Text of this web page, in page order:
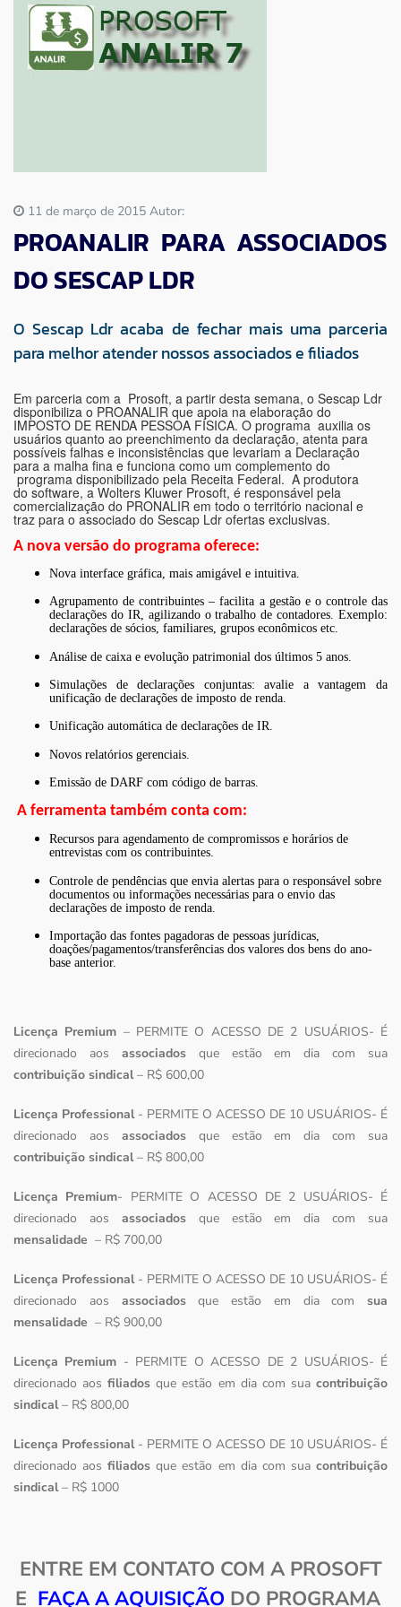
Imprensa
11 de março de 2015 Autor:
PROANALIR PARA ASSOCIADOS
DO SESCAP LDR
O Sescap Ldr acaba de fechar mais uma parceria
para melhor atender nossos associados e filiados
Em parceria com a Prosoft, a partir desta semana, o Sescap Ldr
disponibiliza o PROANALIR que apoia na elaboração do
IMPOSTO DE RENDA PESSOA FÍSICA. O programa auxilia os
usuários quanto ao preenchimento da declaração, atenta para
possíveis falhas e inconsistências que levariam a Declaração
para a malha fina e funciona como um complemento do
programa disponibilizado pela Receita Federal. A produtora
do software, a Wolters Kluwer Prosoft, é responsável pela
comercialização do PRONALIR em todo o território nacional e
traz para o associado do Sescap Ldr ofertas exclusivas.
A nova versão do programa oferece:
Nova interface gráfica, mais amigável e intuitiva.
Agrupamento de contribuintes – facilita a gestão e o controle das
declarações do IR, agilizando o trabalho de contadores. Exemplo:
declarações de sócios, familiares, grupos econômicos etc.
Análise de caixa e evolução patrimonial dos últimos 5 anos.
Simulações de declarações conjuntas: avalie a vantagem da
unificação de declarações de imposto de renda.
Unificação automática de declarações de IR.
Novos relatórios gerenciais.
Emissão de DARF com código de barras.
A ferramenta também conta com:
Recursos para agendamento de compromissos e horários de
entrevistas com os contribuintes.
Controle de pendências que envia alertas para o responsável sobre
documentos ou informações necessárias para o envio das
declarações de imposto de renda.
Importação das fontes pagadoras de pessoas jurídicas,
doações/pagamentos/transferências dos valores dos bens do ano-
base anterior.
Licença Premium – PERMITE O ACESSO DE 2 USUÁRIOS- É
direcionado aos associadosque estão em dia com sua
contribuição sindical– R$ 600,00
Licença Professional - PERMITE O ACESSO DE 10 USUÁRIOS- É
direcionado aos associadosque estão em dia com sua
contribuição sindical– R$ 800,00
Licença Premium- PERMITE O ACESSO DE 2 USUÁRIOS- É
direcionado aos associadosque estão em dia com sua
mensalidade – R$ 700,00
Licença Professional- PERMITE O ACESSO DE 10 USUÁRIOS- É
direcionado aos associadosque estão em dia com sua
mensalidade – R$ 900,00
Licença Premium - PERMITE O ACESSO DE 2 USUÁRIOS- É
direcionado aosfiliados que estão em dia com suacontribuição
sindical– R$ 800,00
Licença Professional- PERMITE O ACESSO DE 10 USUÁRIOS- É
direcionado aosfiliados que estão em dia com suacontribuição
sindical– R$ 1000
ENTRE EM CONTATO COM A PROSOFT
E FAÇA A AQUISIÇÃO DO PROGRAMA